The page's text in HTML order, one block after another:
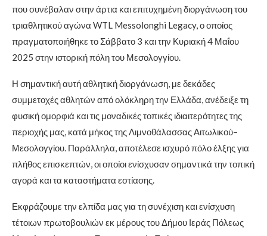
που συνέβαλαν στην άρτια και επιτυχημένη διοργάνωση του
τριαθλητικού αγώνα WTL Messolonghi Legacy, ο οποίος
πραγματοποιήθηκε το Σάββατο 3 και την Κυριακή 4 Μαΐου
2025 στην ιστορική πόλη του Μεσολογγίου.
Η σημαντική αυτή αθλητική διοργάνωση, με δεκάδες
συμμετοχές αθλητών από ολόκληρη την Ελλάδα, ανέδειξε τη
φυσική ομορφιά και τις μοναδικές τοπικές ιδιαιτερότητες της
περιοχής μας, κατά μήκος της Λιμνοθάλασσας Αιτωλικού–
Μεσολογγίου. Παράλληλα, αποτέλεσε ισχυρό πόλο έλξης για
πλήθος επισκεπτών, οι οποίοι ενίσχυσαν σημαντικά την τοπική
αγορά και τα καταστήματα εστίασης.
Εκφράζουμε την ελπίδα μας για τη συνέχιση και ενίσχυση
τέτοιων πρωτοβουλιών εκ μέρους του Δήμου Ιεράς Πόλεως